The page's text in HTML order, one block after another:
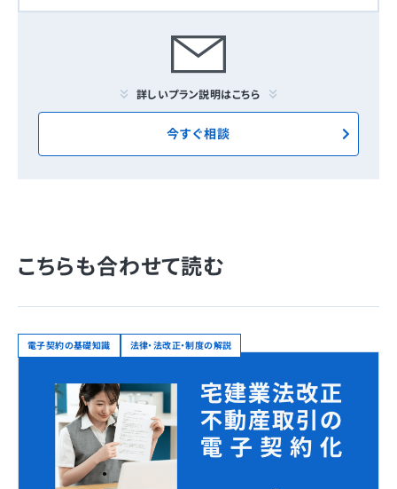
詳しいプラン説明はこちら
今すぐ相談
こちらも合わせて読む
電子契約の基礎知識 法律・法改正・制度の解説